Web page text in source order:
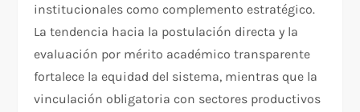
institucionales como complemento estratégico.
La tendencia hacia la postulación directa y la
evaluación por mérito académico transparente
fortalece la equidad del sistema, mientras que la
vinculación obligatoria con sectores productivos